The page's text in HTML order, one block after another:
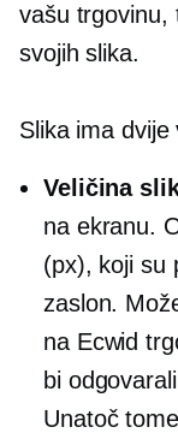
vašu trgovinu,
svojih slika.
Slika ima dvije
Veličina
na ekranu.
(px), koji su
zaslon.
na Ecwid
bi
Unatoč